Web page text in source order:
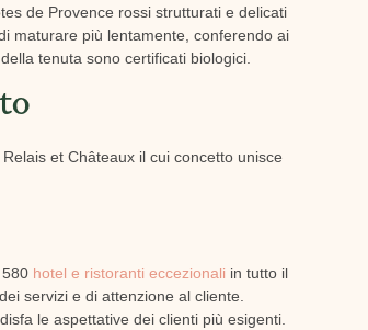
de Provence rossi strutturati e delicati
maturare più lentamente, conferendo ai
tenuta sono certificati biologici.
et Châteaux il cui concetto unisce
hotel e ristoranti eccezionali in tutto il
servizi e di attenzione al cliente.
le aspettative dei clienti più esigenti.